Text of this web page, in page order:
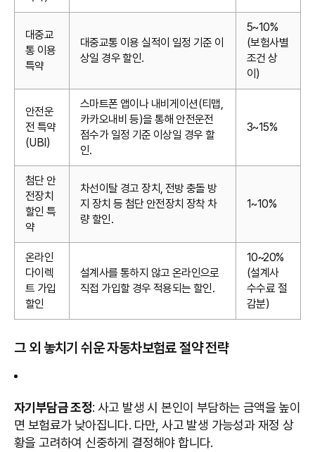
대중교
통 이용
특약
대중교통 이용 실적이 일정 기준 이
상일 경우 할인.
5~10%
(보험사별
조건 상
이)
안전운
전 특약
(UBI)
스마트폰 앱이나 내비게이션(티맵,
카카오내비 등)을 통해 안전운전
점수가 일정 기준 이상일 경우 할
인.
3~15%
첨단 안
전장치
할인 특
약
차선이탈 경고 장치, 전방 충돌 방
지 장치 등 첨단 안전장치 장착 차
량 할인.
1~10%
온라인
다이렉
트 가입
할인
설계사를 통하지 않고 온라인으로
직접 가입할 경우 적용되는 할인.
10~20%
(설계사
수수료 절
감분)
그 외 놓치기 쉬운 자동차보험료 절약 전략
자기부담금 조정: 사고 발생 시 본인이 부담하는 금액을 높이
면 보험료가 낮아집니다. 다만, 사고 발생 가능성과 재정 상
황을 고려하여 신중하게 결정해야 합니다.